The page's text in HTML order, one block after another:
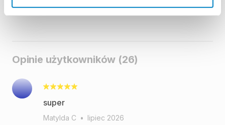
Opinie użytkowników (26)
super
Matylda C • lipiec 2026